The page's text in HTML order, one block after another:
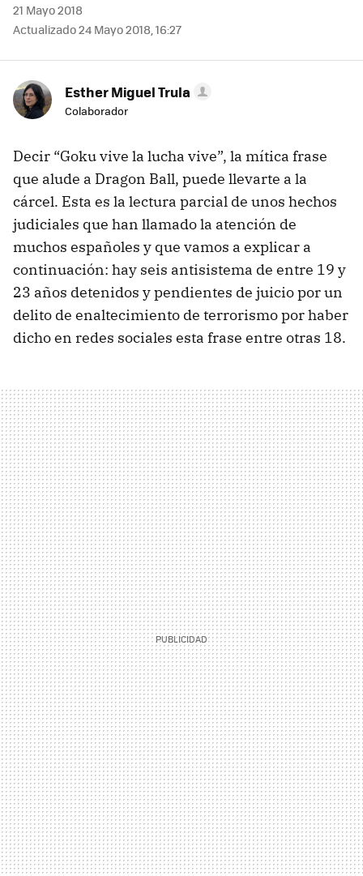
21 Mayo 2018
Actualizado 24 Mayo 2018, 16:27
Esther Miguel Trula
Colaborador
Decir “Goku vive la lucha vive”, la mítica frase
que alude a Dragon Ball, puede llevarte a la
cárcel. Esta es la lectura parcial de unos hechos
judiciales que han llamado la atención de
muchos españoles y que vamos a explicar a
continuación: hay seis antisistema de entre 19 y
23 años detenidos y pendientes de juicio por un
delito de enaltecimiento de terrorismo por haber
dicho en redes sociales esta frase entre otras 18.